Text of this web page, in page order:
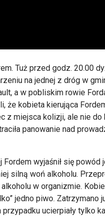
Tuż przed godz. 20.00
na jednej z dróg w
a w pobliskim rowie
że kobieta kierująca
z miejsca kolizji, ale nie do
panowanie nad
wyjaśnił się powód
silną woń alkoholu.
w organizmie.
jedno piwo. Zatrzymano
ucierpiały tylko